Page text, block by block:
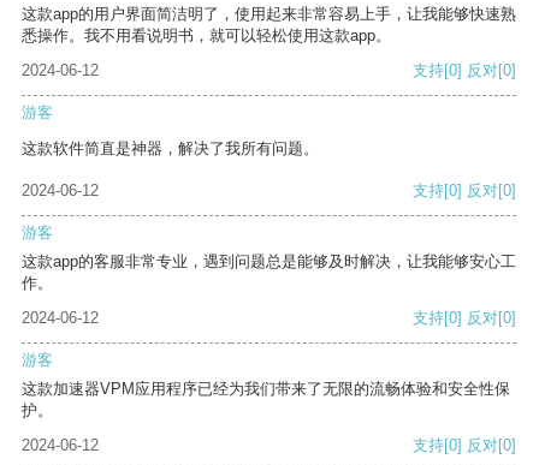
这款app的用户界面简洁明了，使用起来非常容易上手，让我能够快速熟
悉操作。我不用看说明书，就可以轻松使用这款app。
2024-06-12
支持[0] 反对[0]
游客
这款软件简直是神器，解决了我所有问题。
2024-06-12 支持[0] 反对[0]
游客
这款app的客服非常专业，遇到问题总是能够及时解决，让我能够安心工
作。
2024-06-12
支持[0] 反对[0]
游客
这款加速器VPM应用程序已经为我们带来了无限的流畅体验和安全性保
护。
2024-06-12
支持[0] 反对[0]